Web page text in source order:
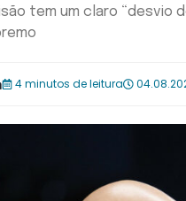
tem um claro
4 minutos de leitura